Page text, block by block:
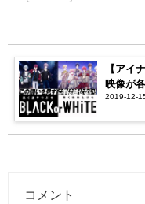
【アイ
映像が
メンバ
2019-12-
コメント